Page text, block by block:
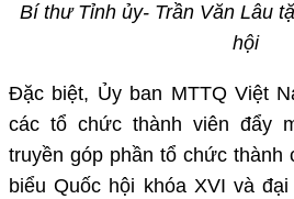
Bí thư Tỉnh ủy- Trần Văn Lâu
hội
Đặc biệt, Ủy ban MTTQ Việt
các tổ chức thành viên đẩy
truyền góp phần tổ chức thành
biểu Quốc hội khóa XVI và